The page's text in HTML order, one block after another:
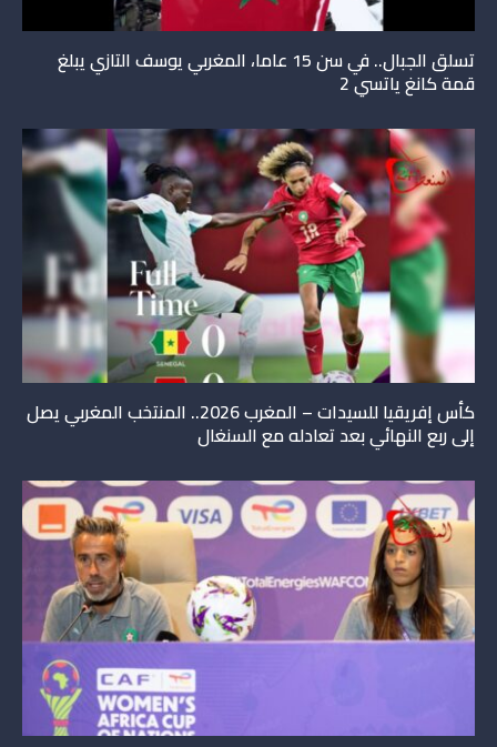
تسلق الجبال.. في سن 15 عاما، المغربي يوسف التازي يبلغ
قمة كانغ ياتسي 2
كأس إفريقيا للسيدات – المغرب 2026.. المنتخب المغربي يصل
إلى ربع النهائي بعد تعادله مع السنغال